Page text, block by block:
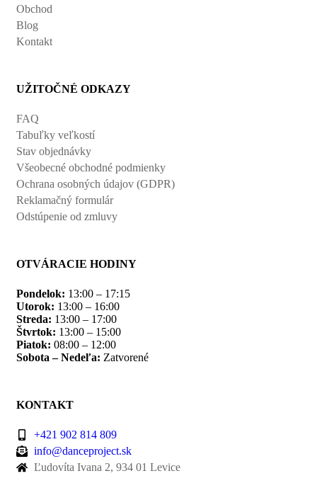
Obchod
Blog
Kontakt
UŽITOČNÉ ODKAZY
FAQ
Tabuľky veľkostí
Stav objednávky
Všeobecné obchodné podmienky
Ochrana osobných údajov (GDPR)
Reklamačný formulár
Odstúpenie od zmluvy
OTVÁRACIE HODINY
Pondelok: 13:00 – 17:15
Utorok: 13:00 – 16:00
Streda: 13:00 – 17:00
Štvrtok: 13:00 – 15:00
Piatok: 08:00 – 12:00
Sobota – Nedeľa: Zatvorené
KONTAKT
+421 902 814 809
info@danceproject.sk
Ľudovíta Ivana 2, 934 01 Levice